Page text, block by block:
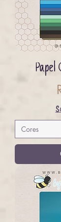
Papel